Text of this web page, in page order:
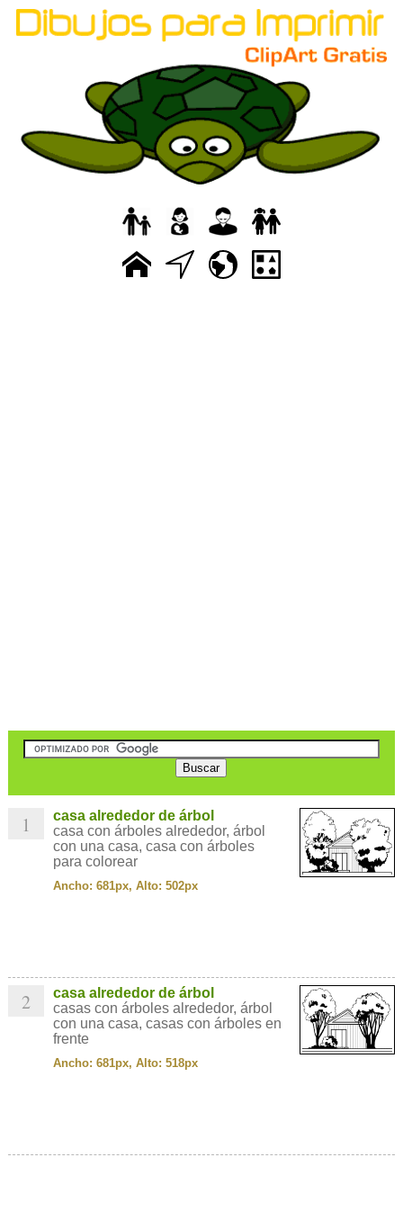
1
casa alrededor de árbol
casa con árboles alrededor, árbol
con una casa, casa con árboles
para colorear
Ancho: 681px, Alto: 502px
2
casa alrededor de árbol
casas con árboles alrededor, árbol
con una casa, casas con árboles en
frente
Ancho: 681px, Alto: 518px